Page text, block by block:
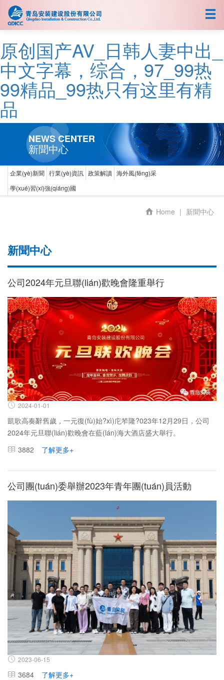
原创国产AV_日韩人妻中出_
中文字幕，综合，97_99热
99精品_99热只有这里有精
品
新聞中心
人力資源
企業(yè)文化
EN
中文
NEWS CENTER
新聞中心
企業(yè)新聞 行業(yè)資訊 政策解讀 海外風(fēng)采
學(xué)習(xí)強(qiáng)國
Home | 新聞中心
新聞中心
公司2024年元旦聯(lián)歡晚會隆重舉行
2024-01-01
凱歌高奏辭舊歲，一元復(fù)始?xì)庀笮隆?023年12月29日，公司
2024年元旦聯(lián)歡晚會在藍(lán)海大酒店盛大舉行。
3882
了解更多+
公司團(tuán)委舉辦2023年青年團(tuán)員活動
2023-06-15
3684 了解更多+